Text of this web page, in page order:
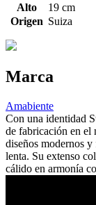
Alto
19 cm
Origen Suiza
Marca
Amabiente
Con una identidad
de fabricación en el
diseños modernos
lenta. Su extenso
cálido en armonía